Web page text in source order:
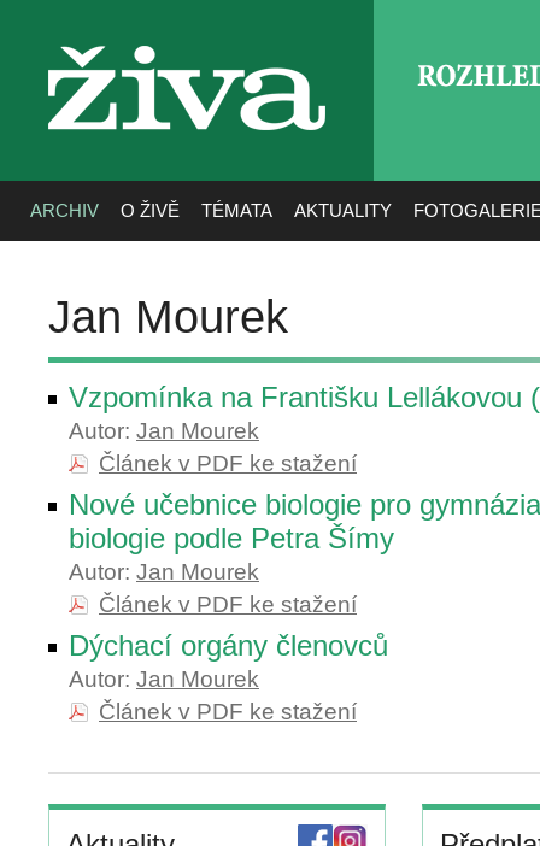
živa
ARCHIV O ŽIVĚ TÉMATA AKTUALITY
Jan Mourek
Vzpomínka na Františku Lellákovou
Autor: Jan Mourek
Článek v PDF ke stažení
Nové učebnice biologie pro
biologie podle Petra Šímy
Autor: Jan Mourek
Článek v PDF ke stažení
Dýchací orgány členovců
Autor: Jan Mourek
Článek v PDF ke stažení